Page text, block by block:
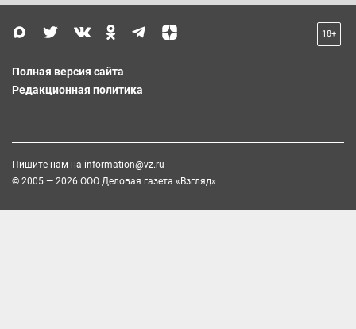
18+
Полная версия сайта
Редакционная политика
Пишите нам на information@vz.ru
© 2005 — 2026 ООО Деловая газета «Взгляд»